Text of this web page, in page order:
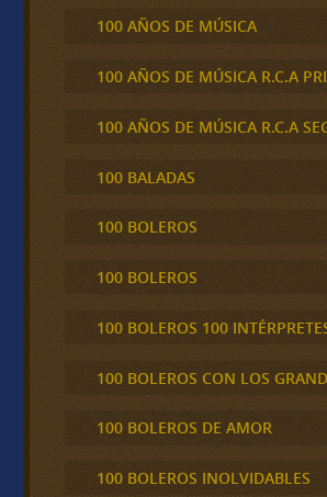
100 AÑOS DE MÚSICA
100 AÑOS DE MÚSICA R.C.A
100 AÑOS DE MÚSICA R.C.A
100 BALADAS
100 BOLEROS
100 BOLEROS
100 BOLEROS 100
100 BOLEROS CON LOS
100 BOLEROS DE AMOR
100 BOLEROS INOLVIDABLES